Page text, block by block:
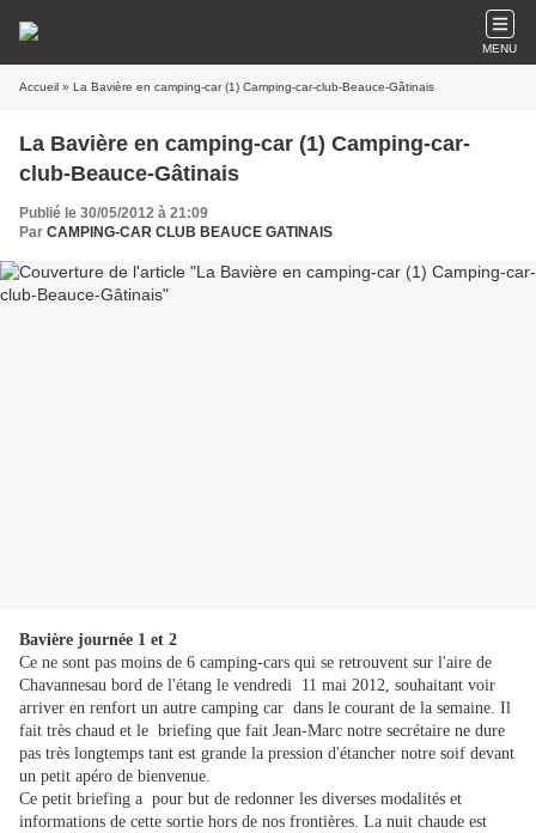
MENU
Accueil » La Bavière en camping-car (1) Camping-car-club-Beauce-Gâtinais
La Bavière en camping-car (1) Camping-car-
club-Beauce-Gâtinais
Publié le 30/05/2012 à 21:09
Par CAMPING-CAR CLUB BEAUCE GATINAIS
Bavière journée 1 et 2
Ce ne sont pas moins de 6 camping-cars qui se retrouvent sur l'aire de
Chavannesau bord de l'étang le vendredi 11 mai 2012, souhaitant voir
arriver en renfort un autre camping car dans le courant de la semaine. Il
fait très chaud et le briefing que fait Jean-Marc notre secrétaire ne dure
pas très longtemps tant est grande la pression d'étancher notre soif devant
un petit apéro de bienvenue.
Ce petit briefing a pour but de redonner les diverses modalités et
informations de cette sortie hors de nos frontières. La nuit chaude est